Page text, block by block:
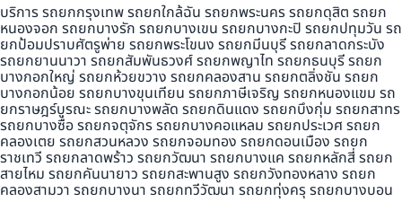
บริการ รถยกกรุงเทพ รถยกใกล้ฉัน รถยกพระนคร รถยกดุสิต รถยก
หนองจอก รถยกบางรัก รถยกบางเขน รถยกบางกะปิ รถยกปทุมวัน รถ
ยกป้อมปราบศัตรูพ่าย รถยกพระโขนง รถยกมีนบุรี รถยกลาดกระบัง
รถยกยานนาวา รถยกสัมพันธวงศ์ รถยกพญาไท รถยกธนบุรี รถยก
บางกอกใหญ่ รถยกห้วยขวาง รถยกคลองสาน รถยกตลิ่งชัน รถยก
บางกอกน้อย รถยกบางขุนเทียน รถยกภาษีเจริญ รถยกหนองแขม รถ
ยกราษฎร์บูรณะ รถยกบางพลัด รถยกดินแดง รถยกบึงกุ่ม รถยกสาทร
รถยกบางซื่อ รถยกจตุจักร รถยกบางคอแหลม รถยกประเวศ รถยก
คลองเตย รถยกสวนหลวง รถยกจอมทอง รถยกดอนเมือง รถยก
ราชเทวี รถยกลาดพร้าว รถยกวัฒนา รถยกบางแค รถยกหลักสี่ รถยก
สายไหม รถยกคันนายาว รถยกสะพานสูง รถยกวังทองหลาง รถยก
คลองสามวา รถยกบางนา รถยกทวีวัฒนา รถยกทุ่งครุ รถยกบางบอน